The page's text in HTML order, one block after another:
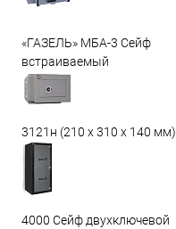
«ГАЗЕЛЬ» МБА-3 Сейф
встраиваемый
3121н (210 х 310 х 140 мм)
4000 Сейф двухключевой